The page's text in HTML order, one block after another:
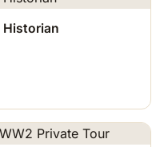
Historian